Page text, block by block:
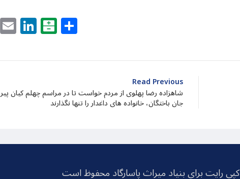
Twitter
EmailLinkedIn
Balatarin
Read Previous
شاهزاده رضا پهلوی از مردم خواست تا در مراسم چهلم کیان
جان باختگان، خانواده های داغدار را تنها نگذارند
رایت برای بنیاد میراث پاسارگاد محفوظ است